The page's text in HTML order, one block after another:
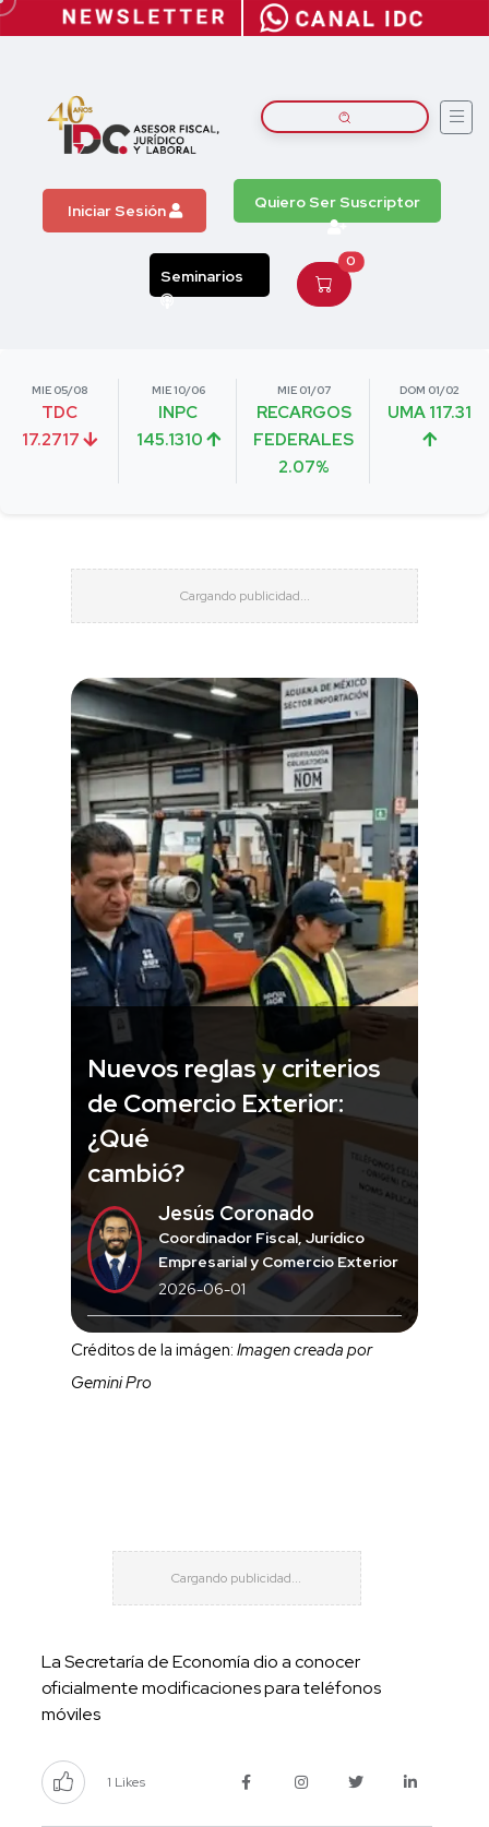
Iniciar Sesión Quiero Ser Suscriptor
Seminarios
0
MIE 05/08
TDC
17.2717
MIE 10/06
INPC
145.1310
MIE 01/07
RECARGOS
FEDERALES
2.07%
DOM 01/02
UMA 117.31
Nuevos reglas y criterios
de Comercio Exterior:
¿Qué
cambió?
Jesús Coronado
Coordinador Fiscal, Jurídico
Empresarial y Comercio Exterior
2026-06-01
Créditos de la imágen: Imagen creada por
Gemini Pro
La Secretaría de Economía dio a conocer
oficialmente modificaciones para teléfonos
móviles
1 Likes